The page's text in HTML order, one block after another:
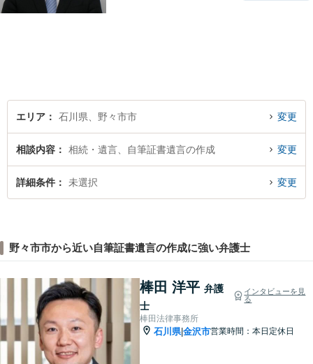
伝いします
エリア 石川県、野々市市 変更
相談内容 相続・遺言、自筆証書遺言の作成 変更
詳細条件 未選択 変更
野々市市から近い自筆証書遺言の作成に強い弁護士
棒田 洋平 弁護
士
インタビューを見
る
棒田法律事務所
石川県|金沢市営業時間：本日定休日